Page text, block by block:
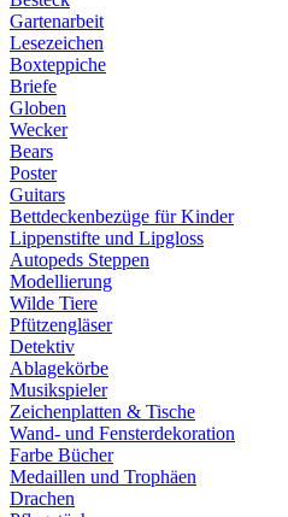
Gartenarbeit
Lesezeichen
Boxteppiche
Briefe
Globen
Wecker
Bears
Poster
Guitars
Bettdeckenbezüge für Kinder
Lippenstifte und Lipgloss
Autopeds Steppen
Modellierung
Wilde Tiere
Pfützengläser
Detektiv
Ablagekörbe
Musikspieler
Zeichenplatten & Tische
Wand- und Fensterdekoration
Farbe Bücher
Medaillen und Trophäen
Drachen